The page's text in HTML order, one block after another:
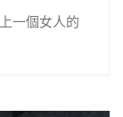
一個女人的